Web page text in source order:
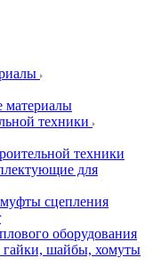
материалы
техники
техники
для
сцепления
оборудования
шайбы, хомуты